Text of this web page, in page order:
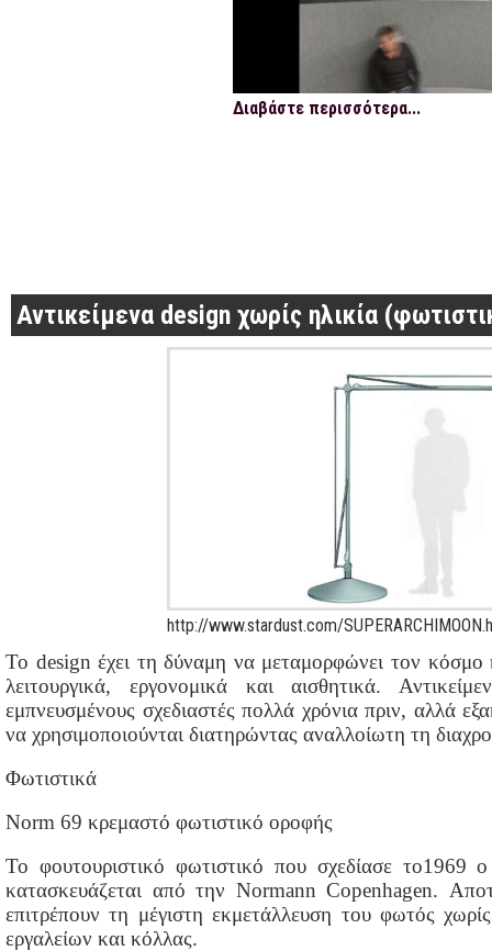
Διαβάστε περισσότερα...
Αντικείμενα design χωρίς ηλικία
http://www.stardust.com/
Το design έχει τη δύναμη να μεταμορφώνει τον κόσμο
λειτουργικά, εργονομικά και αισθητικά.
εμπνευσμένους σχεδιαστές πολλά χρόνια πριν, αλλά
να χρησιμοποιούνται διατηρώντας αναλλοίωτη τη
Φωτιστικά
Norm 69 κρεμαστό φωτιστικό οροφής
Το φουτουριστικό φωτιστικό που σχεδίασε το1969
κατασκευάζεται από την Normann Copenhagen.
επιτρέπουν τη μέγιστη εκμετάλλευση του φωτός
εργαλείων και κόλλας.